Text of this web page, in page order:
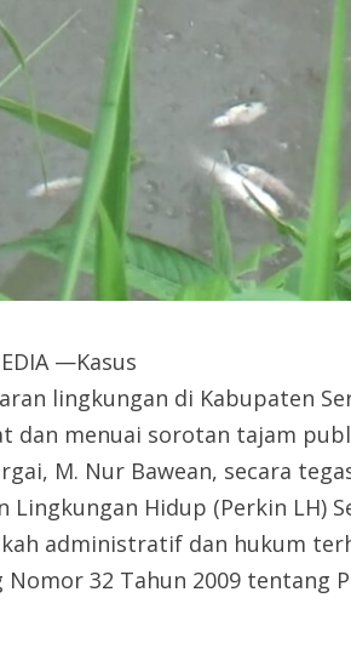
—Kasus
lingkungan di Kabupaten
dan menuai sorotan tajam
M. Nur Bawean, secara
Lingkungan Hidup (Perkin LH)
administratif dan hukum
Nomor 32 Tahun 2009 tentang